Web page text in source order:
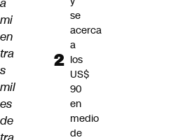
mi
en
tra
s
mil
es
de
se
acerca
a
los
US$
90
en
medio
de